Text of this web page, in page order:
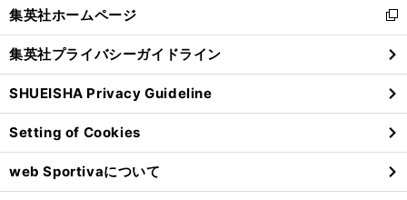
閉
る
集英社ホームページ
新
し
い
ウ
ィ
ン
ド
ウ
で
開
集英社プライバシーガイドライン
SHUEISHA Privacy Guideline
Setting of Cookies
web Sportivaについて